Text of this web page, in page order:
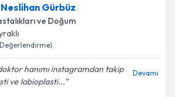
Mesut Özsoyiçin randevu takvimi
Size bu uzmandan randevu almanız
e-posta ile
Gürbüz
ve Doğum
Değerlendirme)
hanımı instagramdan takip
ve labioplasti...
Devamı